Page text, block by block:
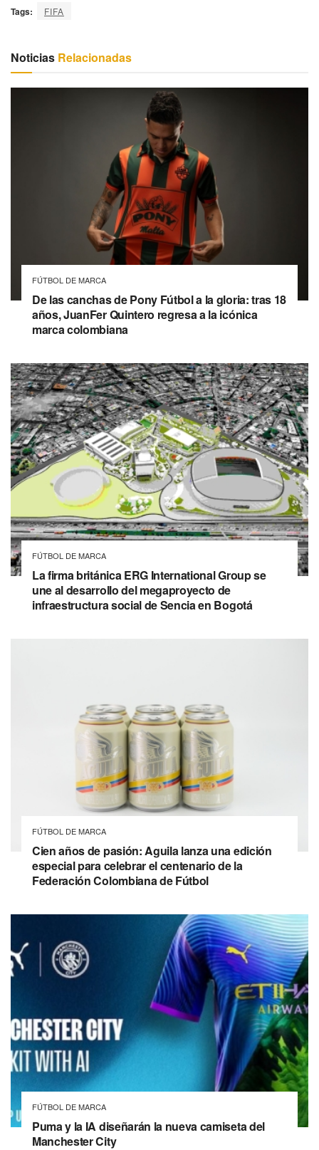
Tags: FIFA
Noticias Relacionadas
FÚTBOL DE MARCA
De las canchas de Pony Fútbol a la gloria: tras 18
años, JuanFer Quintero regresa a la icónica
marca colombiana
FÚTBOL DE MARCA
La firma británica ERG International Group se
une al desarrollo del megaproyecto de
infraestructura social de Sencia en Bogotá
FÚTBOL DE MARCA
Cien años de pasión: Aguila lanza una edición
especial para celebrar el centenario de la
Federación Colombiana de Fútbol
FÚTBOL DE MARCA
Puma y la IA diseñarán la nueva camiseta del
Manchester City